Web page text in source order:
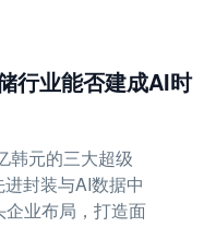
行业能否建成AI时
韩元的三大超级
封装与AI数据中
业布局，打造面